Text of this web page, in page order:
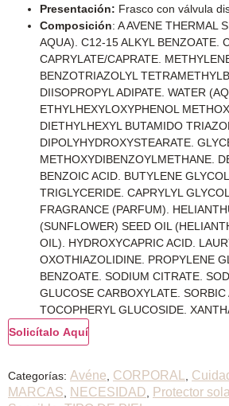
Presentación: Frasco con válvula
Composición: A AVENE THERMAL
AQUA). C12-15 ALKYL BENZOATE.
CAPRYLATE/CAPRATE.
BENZOTRIAZOLYL
DIISOPROPYL ADIPATE. WATER
ETHYLHEXYLOXYPHENOL
DIETHYLHEXYL BUTAMIDO
DIPOLYHYDROXYSTEARATE.
METHOXYDIBENZOYLMETHANE.
BENZOIC ACID. BUTYLENE
TRIGLYCERIDE. CAPRYLYL
FRAGRANCE (PARFUM).
(SUNFLOWER) SEED OIL
OIL). HYDROXYCAPRIC ACID.
OXOTHIAZOLIDINE. PROPYLENE
BENZOATE. SODIUM CITRATE.
GLUCOSE CARBOXYLATE.
TOCOPHERYL GLUCOSIDE.
Solicítalo Aquí
Categorías: Avéne, CORPORAL ,
MARCAS, NECESIDAD, Protector